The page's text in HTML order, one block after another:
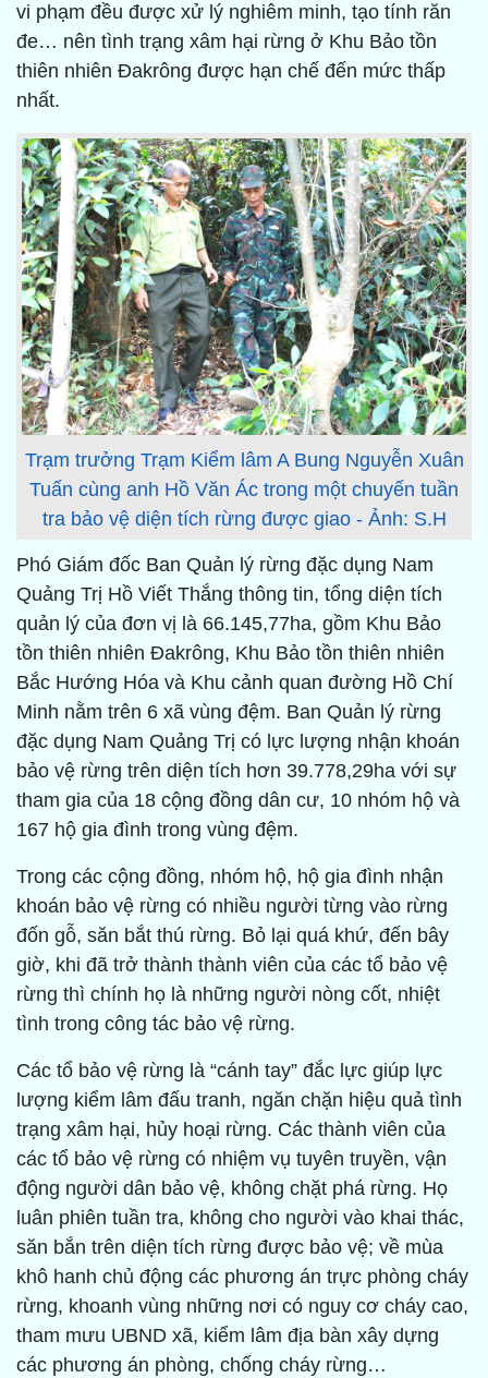
vi phạm đều được xử lý nghiêm minh, tạo tính răn
đe… nên tình trạng xâm hại rừng ở Khu Bảo tồn
thiên nhiên Đakrông được hạn chế đến mức thấp
nhất.
Trạm trưởng Trạm Kiểm lâm A Bung Nguyễn Xuân
Tuấn cùng anh Hồ Văn Ác trong một chuyến tuần
tra bảo vệ diện tích rừng được giao - Ảnh: S.H
Phó Giám đốc Ban Quản lý rừng đặc dụng Nam
Quảng Trị Hồ Viết Thắng thông tin, tổng diện tích
quản lý của đơn vị là 66.145,77ha, gồm Khu Bảo
tồn thiên nhiên Đakrông, Khu Bảo tồn thiên nhiên
Bắc Hướng Hóa và Khu cảnh quan đường Hồ Chí
Minh nằm trên 6 xã vùng đệm. Ban Quản lý rừng
đặc dụng Nam Quảng Trị có lực lượng nhận khoán
bảo vệ rừng trên diện tích hơn 39.778,29ha với sự
tham gia của 18 cộng đồng dân cư, 10 nhóm hộ và
167 hộ gia đình trong vùng đệm.
Trong các cộng đồng, nhóm hộ, hộ gia đình nhận
khoán bảo vệ rừng có nhiều người từng vào rừng
đốn gỗ, săn bắt thú rừng. Bỏ lại quá khứ, đến bây
giờ, khi đã trở thành thành viên của các tổ bảo vệ
rừng thì chính họ là những người nòng cốt, nhiệt
tình trong công tác bảo vệ rừng.
Các tổ bảo vệ rừng là “cánh tay” đắc lực giúp lực
lượng kiểm lâm đấu tranh, ngăn chặn hiệu quả tình
trạng xâm hại, hủy hoại rừng. Các thành viên của
các tổ bảo vệ rừng có nhiệm vụ tuyên truyền, vận
động người dân bảo vệ, không chặt phá rừng. Họ
luân phiên tuần tra, không cho người vào khai thác,
săn bắn trên diện tích rừng được bảo vệ; về mùa
khô hanh chủ động các phương án trực phòng cháy
rừng, khoanh vùng những nơi có nguy cơ cháy cao,
tham mưu UBND xã, kiểm lâm địa bàn xây dựng
các phương án phòng, chống cháy rừng…